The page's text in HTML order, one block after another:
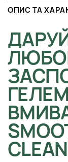
ОПИС ТА